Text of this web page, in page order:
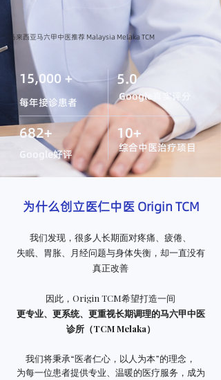
​马来西亚马六甲中医推荐 Malaysia Melaka TCM
15,000 + 5.0
每年接诊患者
682+ 10+
Google好评
Google真实评分
综合中医治疗项目
为什么创立医仁中医 Origin TCM
我们发现，很多人长期面对疼痛、疲倦、
失眠、胃胀、月经问题与身体失衡， 却一直没有
真正改善
因此，Origin TCM希望打造一间
更专业、更系统、更重视长期调理的马六甲中医
诊所（TCM Melaka）
我们将秉承“医者仁心，以人为本”的理念，
为每一位患者提供专业、温暖的医疗服务，成为